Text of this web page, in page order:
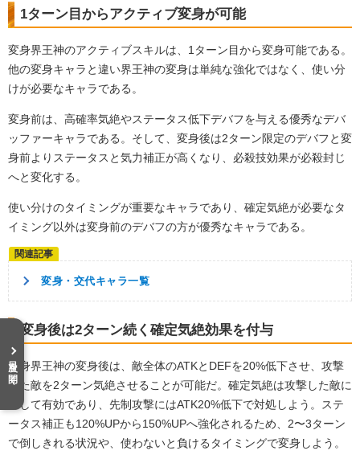
1ターン目からアクティブ変身が可能
変身界王神のアクティブスキルは、1ターン目から変身可能である。
他の変身キャラと違い界王神の変身は単純な強化ではなく、使い分
けが必要なキャラである。
変身前は、高確率気絶やステータス低下デバフを与える優秀なデバ
ッファーキャラである。そして、変身後は2ターン限定のデバフと変
身前よりステータスと気力補正が高くなり、必殺技効果が必殺封じ
へと変化する。
使い分けのタイミングが重要なキャラであり、確定気絶が必要なタ
イミング以外は変身前のデバフの方が優秀なキャラである。
変身・交代キャラ一覧
変身後は2ターン続く確定気絶効果を付与
変身界王神の変身後は、敵全体のATKとDEFを20%低下させ、攻撃
した敵を2ターン気絶させることが可能だ。確定気絶は攻撃した敵に
対して有効であり、先制攻撃にはATK20%低下で対処しよう。ステ
ータス補正も120%UPから150%UPへ強化されるため、2〜3ターン
で倒しきれる状況や、使わないと負けるタイミングで変身しよう。
目次を開く